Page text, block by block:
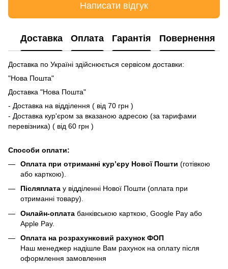
Написати відгук
Доставка Оплата Гарантія Повернення
Доставка по Україні здійснюється сервісом доставки:
"Нова Пошта"
Доставка "Нова Пошта"
- Доставка на відділення ( від 70 грн )
- Доставка кур'єром за вказаною адресою (за тарифами
перевізника) ( від 60 грн )
Способи оплати:
Оплата при отриманні кур’єру Нової Пошти (готівкою
або карткою).
Післяплата у відділенні Нової Пошти (оплата при
отриманні товару).
Онлайн-оплата банківською карткою, Google Pay або
Apple Pay.
Оплата на розрахунковий рахунок ФОП
Наш менеджер надішле Вам рахунок на оплату після
оформлення замовлення